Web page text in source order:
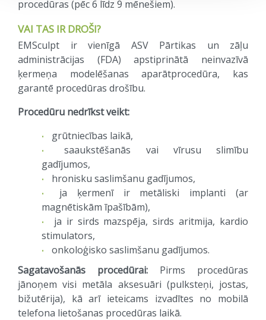
procedūras (pēc 6 līdz 9 mēnešiem).
VAI TAS IR DROŠI?
EMSculpt ir vienīgā ASV Pārtikas un zāļu
administrācijas (FDA) apstiprinātā neinvazīvā
ķermeņa modelēšanas aparātprocedūra, kas
garantē procedūras drošību.
Procedūru nedrīkst veikt:
grūtniecības laikā,
saaukstēšanās vai vīrusu slimību
gadījumos,
hronisku saslimšanu gadījumos,
ja ķermenī ir metāliski implanti (ar
magnētiskām īpašībām),
ja ir sirds mazspēja, sirds aritmija, kardio
stimulators,
onkoloģisko saslimšanu gadījumos.
Sagatavošanās procedūrai: Pirms procedūras
jānoņem visi metāla aksesuāri (pulksteņi, jostas,
bižutērija), kā arī ieteicams izvadītes no mobilā
telefona lietošanas procedūras laikā.